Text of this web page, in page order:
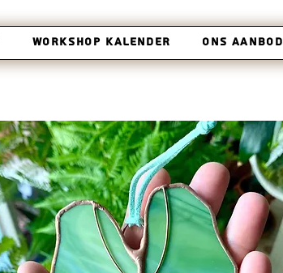
Workshop Kalender Ons aanbod